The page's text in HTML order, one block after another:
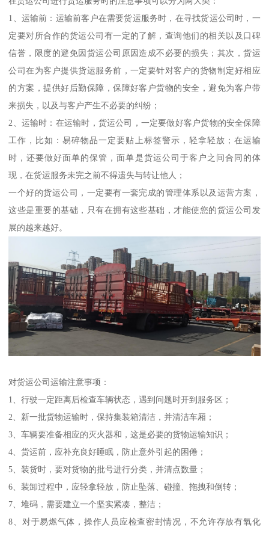
1、运输前：运输前客户在需要货运服务时，在寻找货运公司时，一
定要对所合作的货运公司有一定的了解，查询他们的相关以及口碑
信誉，限度的避免因货运公司原因造成不必要的损失；其次，货运
公司在为客户提供货运服务前，一定要针对客户的货物制定好相应
的方案，提供好后勤保障，保障好客户货物的安全，避免为客户带
来损失，以及与客户产生不必要的纠纷；
2、运输时：在运输时，货运公司，一定要做好客户货物的安全保障
工作，比如：易碎物品一定要贴上标签警示，轻拿轻放；在运输
时，还要做好面单的保管，面单是货运公司于客户之间合同的体
现，在货运服务未完之前不得遗失与转让他人；
一个好的货运公司，一定要有一套完成的管理体系以及运营方案，
这些是重要的基础，只有在拥有这些基础，才能使您的货运公司发
展的越来越好。
对货运公司运输注意事项：
1、行驶一定距离后检查车辆状态，遇到问题时开到服务区；
2、新一批货物运输时，保持集装箱清洁，并清洁车厢；
3、车辆要准备相应的灭火器和，这是必要的货物运输知识；
4、货运前，应补充良好睡眠，防止意外引起的困倦；
5、装货时，要对货物的批号进行分类，并清点数量；
6、装卸过程中，应轻拿轻放，防止坠落、碰撞、拖拽和倒转；
7、堆码，需要建立一个坚实紧凑，整洁；
8、对于易燃气体，操作人员应检查密封情况，不允许存放有氧化